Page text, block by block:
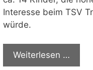
Interesse beim TSV
würde.
Weiterlesen …